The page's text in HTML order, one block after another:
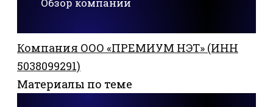
Обзор компании
Компания ООО «ПРЕМИУМ НЭТ» (ИНН
5038099291)
Материалы по теме